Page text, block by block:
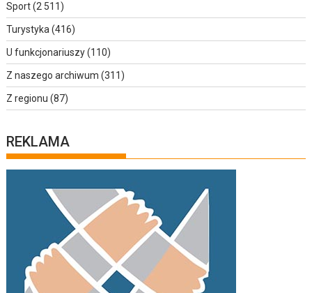
Sport(2 511)
Turystyka(416)
U funkcjonariuszy(110)
Z naszego archiwum (311)
Z regionu (87)
REKLAMA